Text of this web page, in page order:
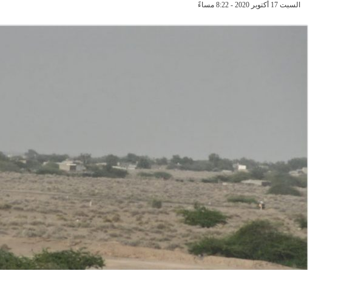
السبت 17 أكتوبر 2020 - 8:22 مساءً